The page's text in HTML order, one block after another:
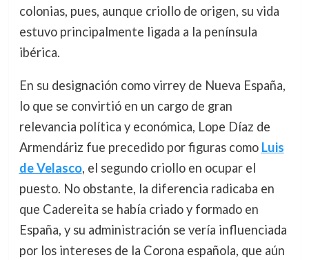
colonias, pues, aunque criollo de origen, su vida
estuvo principalmente ligada a la península
ibérica.
En su designación como virrey de Nueva España,
lo que se convirtió en un cargo de gran
relevancia política y económica, Lope Díaz de
Armendáriz fue precedido por figuras como Luis
de Velasco, el segundo criollo en ocupar el
puesto. No obstante, la diferencia radicaba en
que Cadereita se había criado y formado en
España, y su administración se vería influenciada
por los intereses de la Corona española, que aún